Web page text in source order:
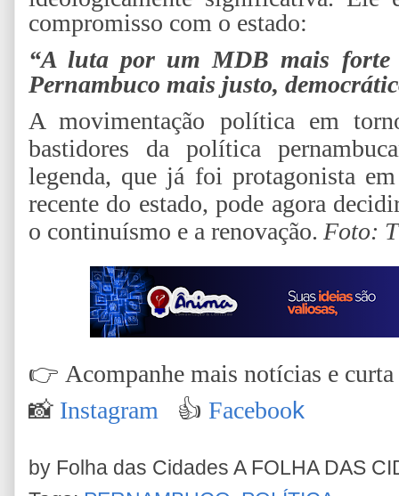
compromisso com o estado:
“A luta por um MDB mais
Pernambuco mais justo,
A movimentação política em
bastidores da política
legenda, que já foi protagonista
recente do estado, pode agora
o continuísmo e a renovação. Foto:
👉 Acompanhe mais notícias e curta
📸 Instagram 👍 Facebook
by Folha das Cidades A FOLHA DAS